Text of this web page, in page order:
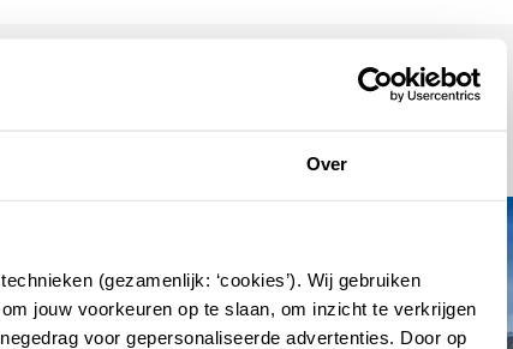
Over
(gezamenlijk: ‘cookies’). Wij gebruiken
jouw voorkeuren op te slaan, om inzicht te verkrijgen
voor gepersonaliseerde advertenties. Door op